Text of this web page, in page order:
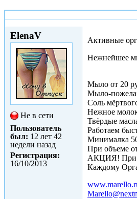
ElenaV
Не в сети
Пользователь
был: 12 лет 42
недели назад
Регистрация:
16/10/2013
Активные
Нежнейшее
Мыло от 20
Мыло-
Соль
Нежное
Твёрдые
Работаем
Минималка
При объеме
АКЦИЯ! При
Каждому